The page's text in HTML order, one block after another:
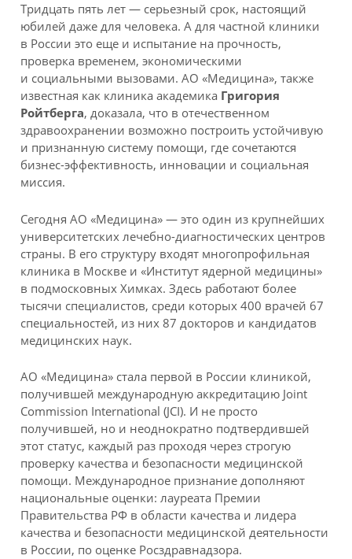
Тридцать пять лет — серьезный срок, настоящий
юбилей даже для человека. А для частной клиники
в России это еще и испытание на прочность,
проверка временем, экономическими
и социальными вызовами. АО «Медицина», также
известная как клиника академика Григория
Ройтберга, доказала, что в отечественном
здравоохранении возможно построить устойчивую
и признанную систему помощи, где сочетаются
бизнес-эффективность, инновации и социальная
миссия.
Сегодня АО «Медицина» — это один из крупнейших
университетских лечебно-диагностических центров
страны. В его структуру входят многопрофильная
клиника в Москве и «Институт ядерной медицины»
в подмосковных Химках. Здесь работают более
тысячи специалистов, среди которых 400 врачей 67
специальностей, из них 87 докторов и кандидатов
медицинских наук.
АО «Медицина» стала первой в России клиникой,
получившей международную аккредитацию Joint
Commission International (JCI). И не просто
получившей, но и неоднократно подтвердившей
этот статус, каждый раз проходя через строгую
проверку качества и безопасности медицинской
помощи. Международное признание дополняют
национальные оценки: лауреата Премии
Правительства РФ в области качества и лидера
качества и безопасности медицинской деятельности
в России, по оценке Росздравнадзора.